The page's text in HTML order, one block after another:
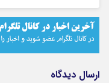
ارسال دیدگاه